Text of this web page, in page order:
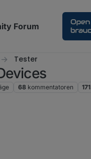
Forum
Tester
68 kommentatoren
verbracht alle Aliase